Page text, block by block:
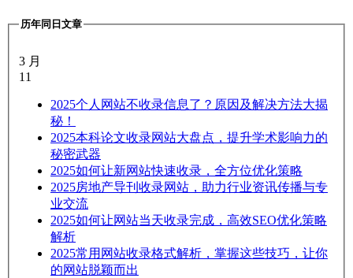
历年同日文章
3 月
11
2025个人网站不收录信息了？原因及解决方法大揭
秘！
2025本科论文收录网站大盘点，提升学术影响力的
秘密武器
2025如何让新网站快速收录，全方位优化策略
2025房地产导刊收录网站，助力行业资讯传播与专
业交流
2025如何让网站当天收录完成，高效SEO优化策略
解析
2025常用网站收录格式解析，掌握这些技巧，让你
的网站脱颖而出